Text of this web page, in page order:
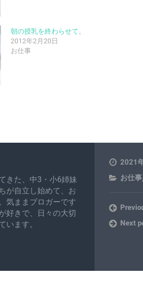
朝の授乳を終わらせて。
2012年2月20日
お仕事
きた、中3・小6姉妹
が自立し始めて、お
気ままブロガーです
好きで、日々の大切
います。
2021
お仕事,
Next